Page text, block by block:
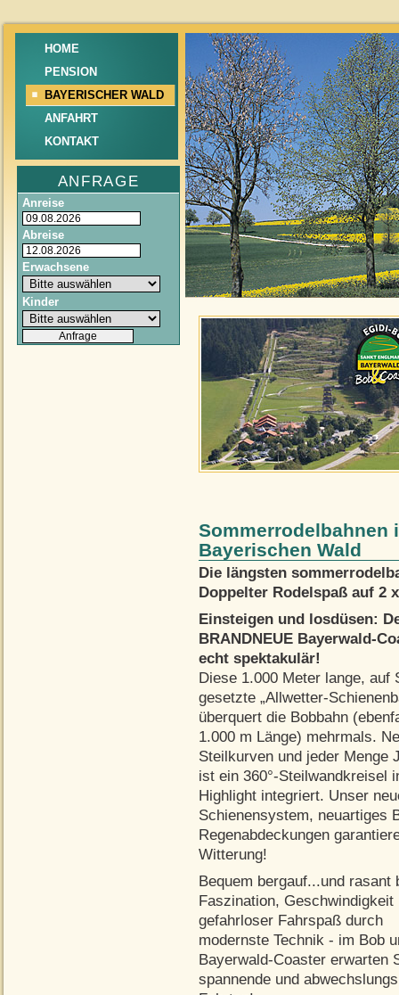
HOME
PENSION
BAYERISCHER WALD
ANFAHRT
KONTAKT
ANFRAGE
Anreise
Abreise
Erwachsene
Kinder
Sommerrodelbahnen
Bayerischen Wald
Die längsten
Doppelter Rodelspaß auf 2
Einsteigen und losdüsen:
BRANDNEUE Bayerwald-
echt spektakulär!
Diese 1.000 Meter lange, auf
gesetzte „Allwetter-
überquert die Bobbahn
1.000 m Länge) mehrmals.
Steilkurven und jeder Menge
ist ein 360°-Steilwandkreisel
Highlight integriert. Unser
Schienensystem, neuartiges
Regenabdeckungen
Witterung!
Bequem bergauf...und rasant
Faszination, Geschwindigkeit
gefahrloser Fahrspaß durch
modernste Technik - im Bob
Bayerwald-Coaster erwarten
spannende und